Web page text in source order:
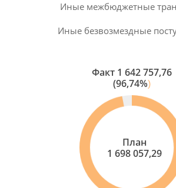
Иные межбюджетные
Иные безвозмездные
Факт 1 642 757,76
(96,74%)
План
1 698 057,29